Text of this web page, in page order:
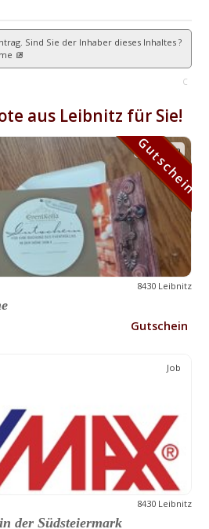
Sind Sie der Inhaber dieses Inhaltes ?
C
aus Leibnitz für Sie!
Gutschein
8430 Leibnitz
Gutschein
Gutschein
Job
8430 Leibnitz
der Südsteiermark